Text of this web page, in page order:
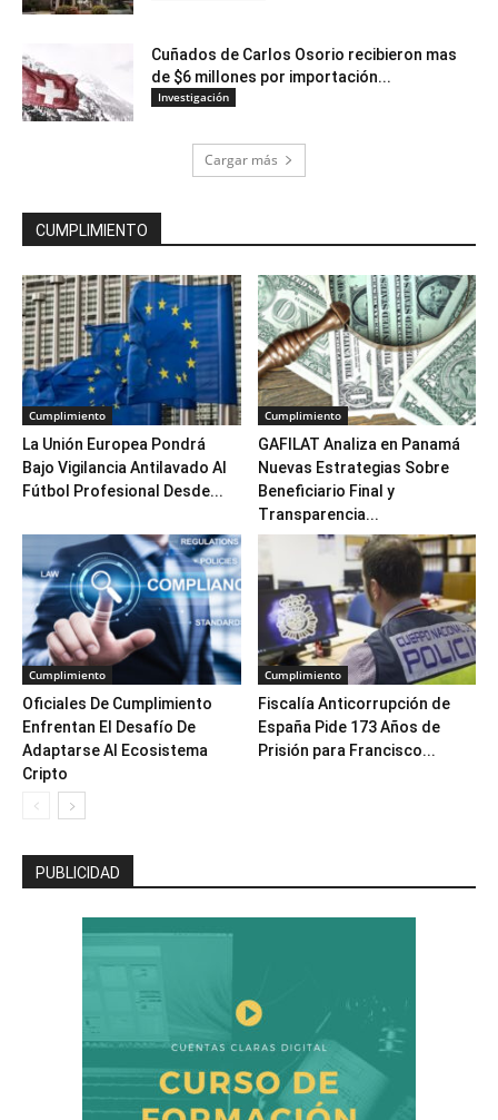
Cuñados de Carlos Osorio recibieron mas
de $6 millones por importación...
Investigación
Cargar más
CUMPLIMIENTO
Cumplimiento
La Unión Europea Pondrá
Bajo Vigilancia Antilavado Al
Fútbol Profesional Desde...
Cumplimiento
GAFILAT Analiza en Panamá
Nuevas Estrategias Sobre
Beneficiario Final y
Transparencia...
Cumplimiento
Oficiales De Cumplimiento
Enfrentan El Desafío De
Adaptarse Al Ecosistema
Cripto
Cumplimiento
Fiscalía Anticorrupción de
España Pide 173 Años de
Prisión para Francisco...
PUBLICIDAD